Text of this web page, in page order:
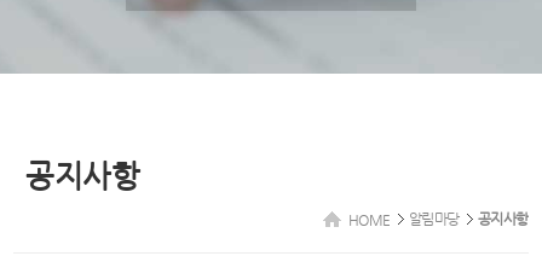
공지사항
HOME 알림마당 공지사항